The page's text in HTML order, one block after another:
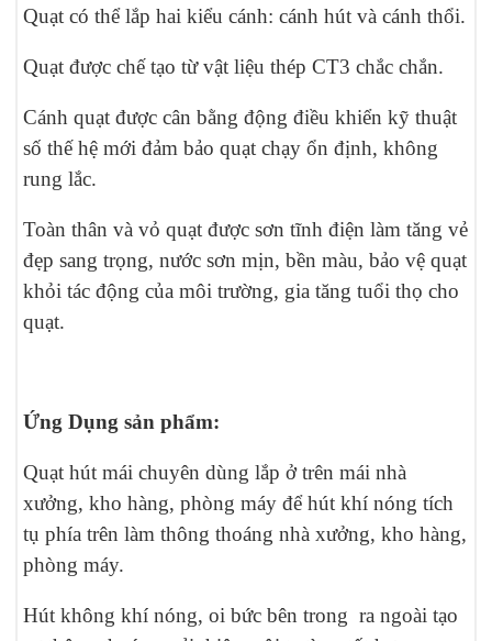
Quạt có thể lắp hai kiểu cánh: cánh hút và cánh thổi.
Quạt được chế tạo từ vật liệu thép CT3 chắc chắn.
Cánh quạt được cân bằng động điều khiển kỹ thuật
số thế hệ mới đảm bảo quạt chạy ổn định, không
rung lắc.
Toàn thân và vỏ quạt được sơn tĩnh điện làm tăng vẻ
đẹp sang trọng, nước sơn mịn, bền màu, bảo vệ quạt
khỏi tác động của môi trường, gia tăng tuổi thọ cho
quạt.
Ứng Dụng sản phẩm:
Quạt hút mái chuyên dùng lắp ở trên mái nhà
xưởng, kho hàng, phòng máy để hút khí nóng tích
tụ phía trên làm thông thoáng nhà xưởng, kho hàng,
phòng máy.
Hút không khí nóng, oi bức bên trong ra ngoài tạo